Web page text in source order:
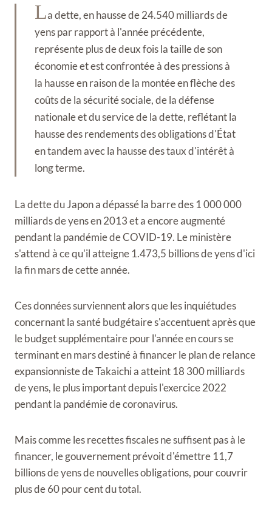
La dette, en hausse de 24.540 milliards de
yens par rapport à l'année précédente,
représente plus de deux fois la taille de son
économie et est confrontée à des pressions à
la hausse en raison de la montée en flèche des
coûts de la sécurité sociale, de la défense
nationale et du service de la dette, reflétant la
hausse des rendements des obligations d'État
en tandem avec la hausse des taux d'intérêt à
long terme.
La dette du Japon a dépassé la barre des 1 000 000
milliards de yens en 2013 et a encore augmenté
pendant la pandémie de COVID-19. Le ministère
s'attend à ce qu'il atteigne 1.473,5 billions de yens d'ici
la fin mars de cette année.
Ces données surviennent alors que les inquiétudes
concernant la santé budgétaire s'accentuent après que
le budget supplémentaire pour l'année en cours se
terminant en mars destiné à financer le plan de relance
expansionniste de Takaichi a atteint 18 300 milliards
de yens, le plus important depuis l'exercice 2022
pendant la pandémie de coronavirus.
Mais comme les recettes fiscales ne suffisent pas à le
financer, le gouvernement prévoit d'émettre 11,7
billions de yens de nouvelles obligations, pour couvrir
plus de 60 pour cent du total.